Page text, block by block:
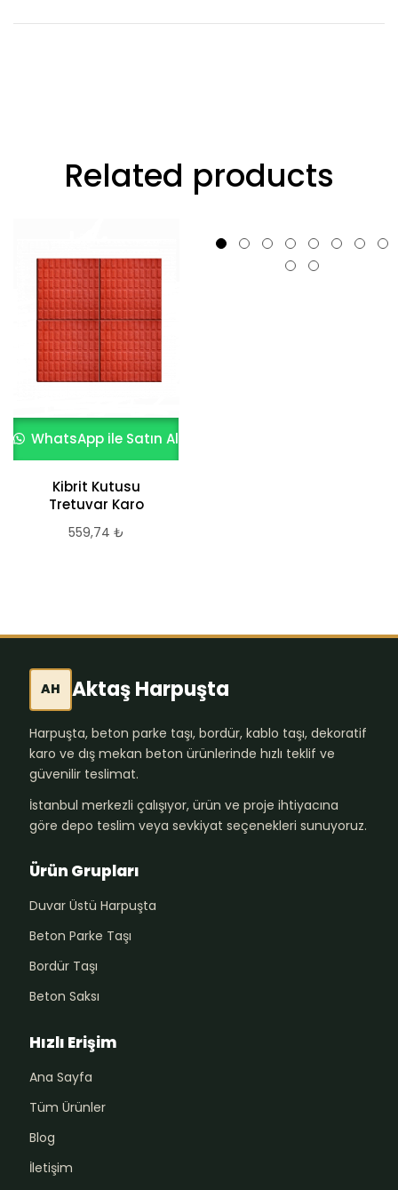
Related products
WhatsApp ile Satın Al
Kibrit Kutusu
Tretuvar Karo
559,74 ₺
AH Aktaş Harpuşta
Harpuşta, beton parke taşı, bordür, kablo taşı, dekoratif
karo ve dış mekan beton ürünlerinde hızlı teklif ve
güvenilir teslimat.
İstanbul merkezli çalışıyor, ürün ve proje ihtiyacına
göre depo teslim veya sevkiyat seçenekleri sunuyoruz.
Ürün Grupları
Duvar Üstü Harpuşta
Beton Parke Taşı
Bordür Taşı
Beton Saksı
Hızlı Erişim
Ana Sayfa
Tüm Ürünler
Blog
İletişim